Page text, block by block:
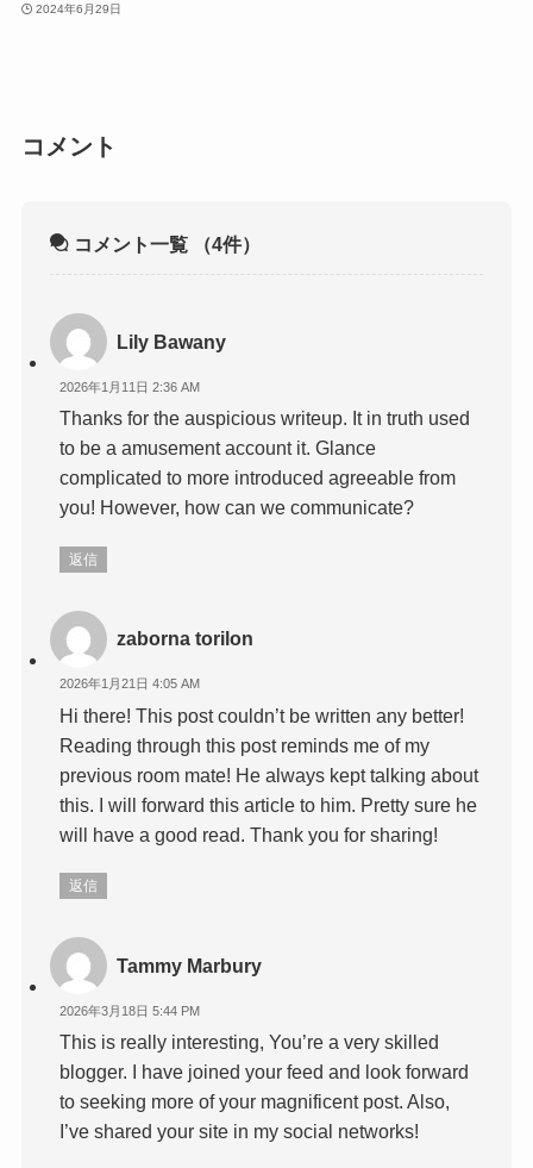
2024年6月29日
コメント
コメント一覧 （4件）
Lily Bawany
2026年1月11日 2:36 AM
Thanks for the auspicious writeup. It in truth used
to be a amusement account it. Glance
complicated to more introduced agreeable from
you! However, how can we communicate?
返信
zaborna torilon
2026年1月21日 4:05 AM
Hi there! This post couldn’t be written any better!
Reading through this post reminds me of my
previous room mate! He always kept talking about
this. I will forward this article to him. Pretty sure he
will have a good read. Thank you for sharing!
返信
Tammy Marbury
2026年3月18日 5:44 PM
This is really interesting, You’re a very skilled
blogger. I have joined your feed and look forward
to seeking more of your magnificent post. Also,
I’ve shared your site in my social networks!